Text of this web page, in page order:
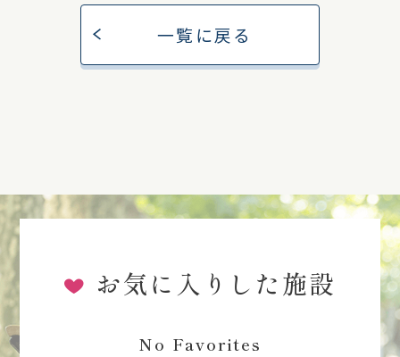
一覧に戻る
お気に入りした施設
No Favorites